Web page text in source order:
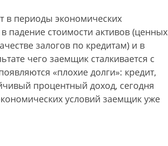
в периоды экономических
падение стоимости активов (ценных
залогов по кредитам) и в
чего заемщик сталкивается с
«плохие долги»: кредит,
процентный доход, сегодня
условий заемщик уже